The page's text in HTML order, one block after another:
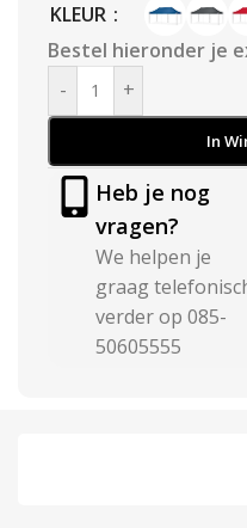
KLEUR
Bestel hieronder je
-
+
In
Heb je nog
vragen?
We helpen je
graag
verder op 085-
50605555